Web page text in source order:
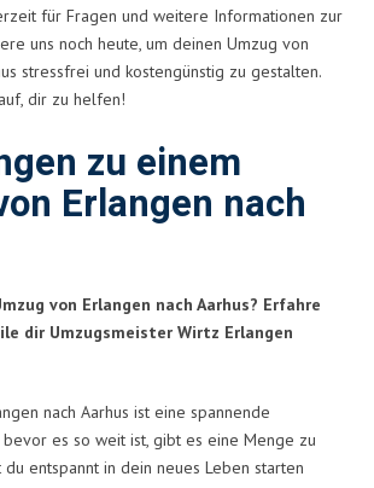
für Fragen und weitere Informationen zur
uns noch heute, um deinen Umzug von
stressfrei und kostengünstig zu gestalten.
dir zu helfen!
zu einem
Erlangen nach
von Erlangen nach Aarhus? Erfahre
dir Umzugsmeister Wirtz Erlangen
nach Aarhus ist eine spannende
bevor es so weit ist, gibt es eine Menge zu
entspannt in dein neues Leben starten